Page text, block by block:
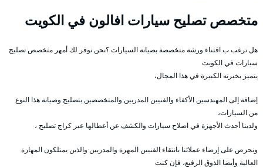
متخصص تصليح سيارات افالون في الكويت
هل ترغب ب اقتناء ورشة متخصصة بصيانة السيارات ؟نحن نوفر لك أمهر متخصص تصليح
سيارات في الكويت
يتميز بخبرته الكبيرة في هذا المجال،
إضافة إلى المهندسين الأكفاء والفنيين المدربين والمتخصصين بتصليح وصيانة هذا النوع
من السيارات،
ولدينا أحدث الأجهزة في اصلاح سيارات والكشف عن أعطالها عبر كراج تصليح ،
ونحرص على إرضاء عملائنا بانتقاء الفنيين المهرة والمدربين والذين يمتلكون المهارة
العالية وأيضا الذوق الرفيع، فإن كنت